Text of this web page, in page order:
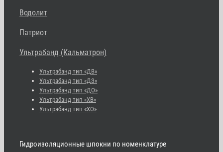
Водолит
Патриот
Ультрабанд (Кальматрон)
Ультрабанд тип «ДВ»
Ультрабанд тип «ДЗ»
Ультрабанд тип «ДО»
Ультрабанд тип «ХВ»
Ультрабанд тип «ХО»
Гидроизоляционные шпокни по номенклатуре